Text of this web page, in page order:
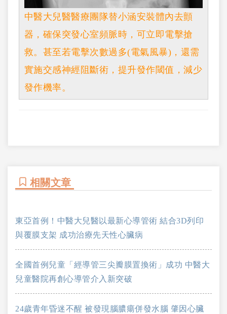
中醫大兒醫醫療團隊替小涵安裝體內去顫
器，確保突發心室頻脈時，可立即電擊搶
救。甚至若電擊次數過多(電氣風暴)，還需
實施交感神經阻斷術，提升發作閾值，減少
發作機率。
相關文章
東亞首例！中醫大兒醫以最新心導管術 結合3D列印
與覆膜支架 成功治療先天性心臟病
全國首例兒童「經導管三尖瓣膜置換術」成功 中醫大
兒童醫院再創心導管介入新突破
24歲青年昏迷不醒 被發現腦膿瘍併發水腦 肇因心臟